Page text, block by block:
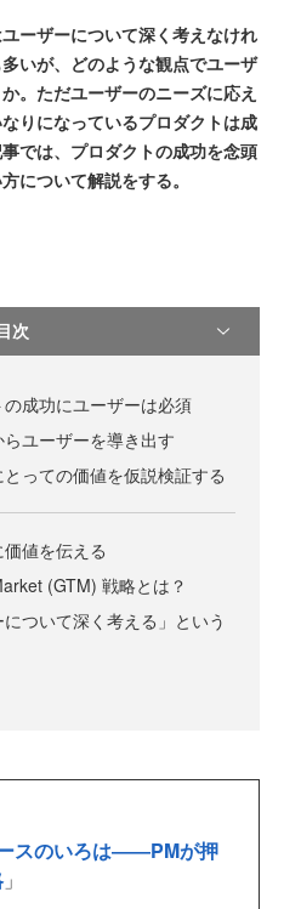
ーザーについて深く考えなけれ
いが、どのような観点でユーザ
。ただユーザーのニーズに応え
りになっているプロダクトは成
では、プロダクトの成功を念頭
について解説をする。
次
成功にユーザーは必須
らユーザーを導き出す
っての価値を仮説検証する
値を伝える
(GTM) 戦略とは？
について深く考える」という
スのいろは――PMが押
」